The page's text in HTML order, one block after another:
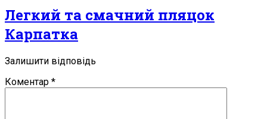
Легкий та смачний пляцок
Карпатка
Залишити відповідь
Коментар *